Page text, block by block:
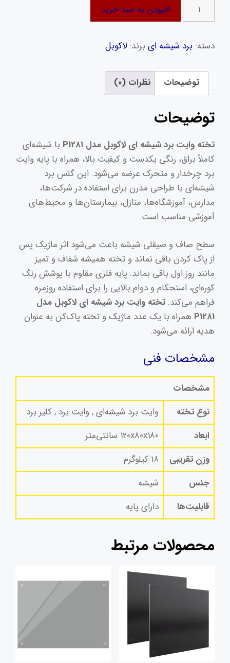
تخته
وایت‌
شیشه‌
لاکوبل
سایز
سانتی
متر
به
همراه
پایه
نگهدارنده
افزودن به سبد خرید
دسته: برد شیشه ای برند: لاکوبل
توضیحات نظرات (0)
توضیحات
تخته وایت‌ برد شیشه‌ ای لاکوبل مدل P1281
با شیشه‌ای
کاملاً براق، رنگی یکدست و کیفیت بالا، همراه با پایه وایت
برد چرخدار و متحرک عرضه می‌شود. این گلس برد
شیشه‌ای با طراحی مدرن برای استفاده در شرکت‌ها،
مدارس، آموزشگاه‌ها، منازل، بیمارستان‌ها و محیط‌های
آموزشی مناسب است.
سطح صاف و صیقلی شیشه باعث می‌شود اثر ماژیک پس
از پاک کردن باقی نماند و تخته همیشه شفاف و تمیز
مانند روز اول باقی بماند. پایه فلزی مقاوم با پوشش رنگ
کوره‌ای، استحکام و دوام بالایی را برای استفاده روزمره
فراهم می‌کند. تخته وایت‌ برد شیشه‌ ای لاکوبل مدل
P1281 همراه با یک عدد ماژیک و تخته پاک‌کن به عنوان
هدیه ارائه می‌شود.
مشخصات فنی
مشخصات
نوع تخته
وایت برد شیشه‌ای , وایت برد , کلیر برد
ابعاد
120x80x180 سانتی‌متر
وزن تقریبی
۱۸ کیلوگرم
جنس
شیشه
قابلیت‌ها
دارای پایه
محصولات مرتبط